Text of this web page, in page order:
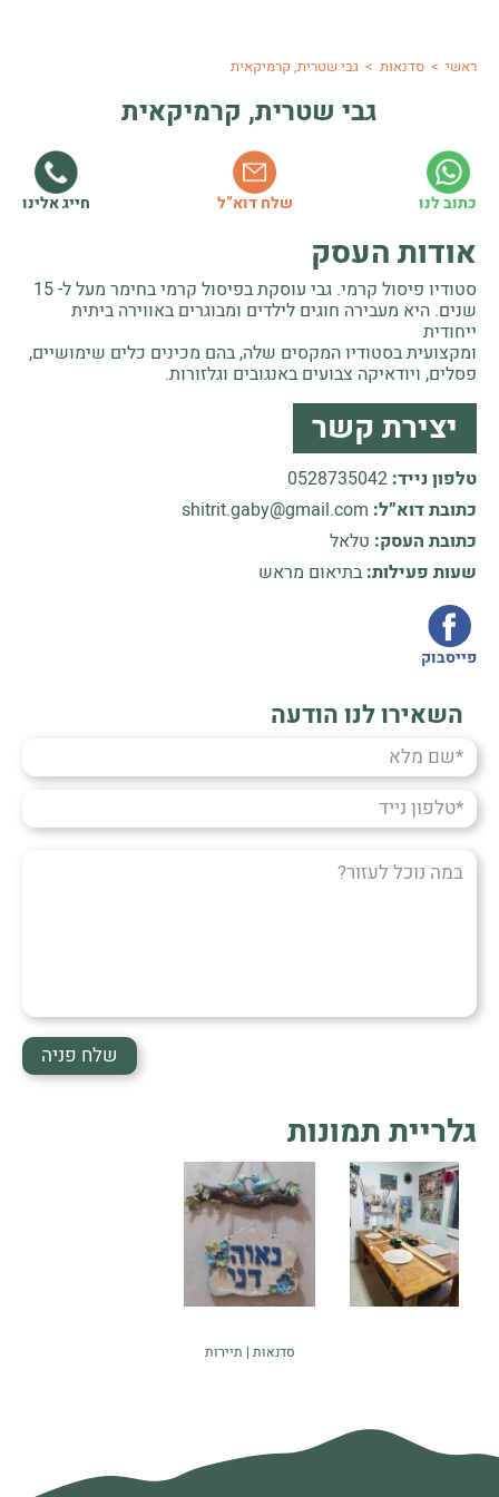
ראשי > סדנאות > גבי שטרית, קרמיקאית
גבי שטרית, קרמיקאית
כתוב לנו שלח דוא”ל חייג אלינו
אודות העסק
סטודיו פיסול קרמי. גבי עוסקת בפיסול קרמי בחימר מעל ל- 15
שנים. היא מעבירה חוגים לילדים ומבוגרים באווירה ביתית
ייחודית
ומקצועית בסטודיו המקסים שלה, בהם מכינים כלים שימושיים,
פסלים, ויודאיקה צבועים באנגובים וגלזורות.
יצירת קשר
טלפון נייד: 0528735042
כתובת דוא”ל: shitrit.gaby@gmail.com
כתובת העסק: טלאל
שעות פעילות: בתיאום מראש
פייסבוק
השאירו לנו הודעה
שם
מלא
טלפון
נייד
במה
נוכל
גלריית תמונות
סדנאות תיירות